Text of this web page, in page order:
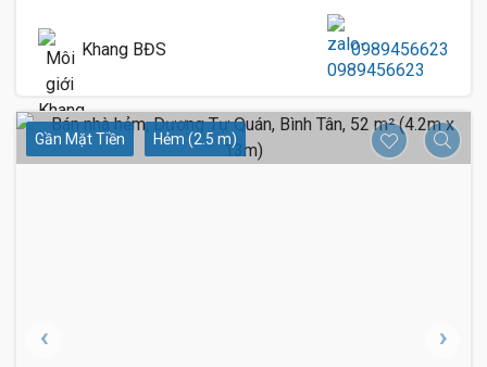
Khang BĐS 0989456623
Gần Mặt Tiền Hẻm (2.5 m)